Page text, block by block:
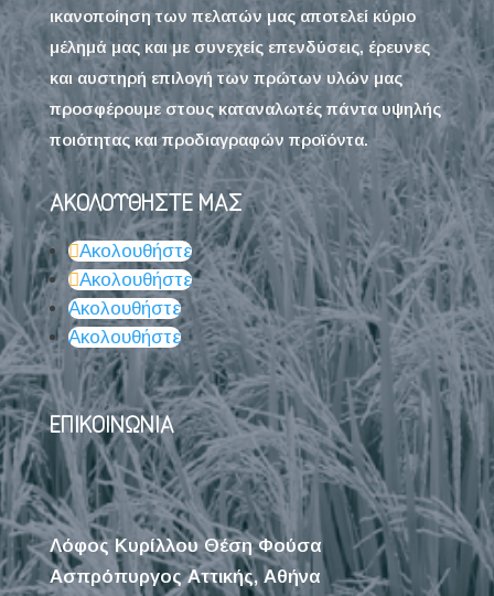
ικανοποίηση των πελατών μας αποτελεί κύριο
μέλημά μας και με συνεχείς επενδύσεις, έρευνες
και αυστηρή επιλογή των πρώτων υλών μας
προσφέρουμε στους καταναλωτές πάντα υψηλής
ποιότητας και προδιαγραφών προϊόντα.
ΑΚΟΛΟΥΘΗΣΤΕ ΜΑΣ
Ακολουθήστε
Ακολουθήστε
Ακολουθήστε
Ακολουθήστε
ΕΠΙΚΟΙΝΩΝΙΑ
Λόφος Κυρίλλου Θέση Φούσα
Ασπρόπυργος Αττικής, Αθήνα